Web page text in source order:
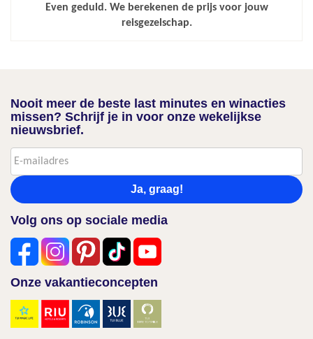
Even geduld. We berekenen de prijs voor jouw
reisgezelschap.
Nooit meer de beste last minutes en winacties
missen? Schrijf je in voor onze wekelijkse
nieuwsbrief.
Ja, graag!
Volg ons op sociale media
Onze vakantieconcepten